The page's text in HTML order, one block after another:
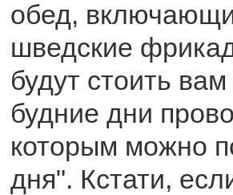
обед,
шведские
будут стоить
будние дни
которым можно
дня". Кстати,